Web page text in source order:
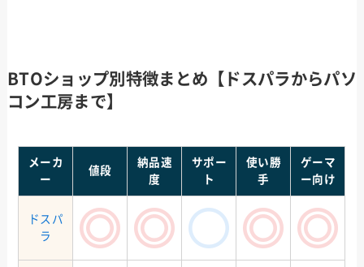
BTOショップ別特徴まとめ【ドスパラからパソ
コン工房まで】
メーカ
ー
値段
納品速
度
サポー
ト
使い勝
手
ゲーマ
ー向け
ドスパ
ラ